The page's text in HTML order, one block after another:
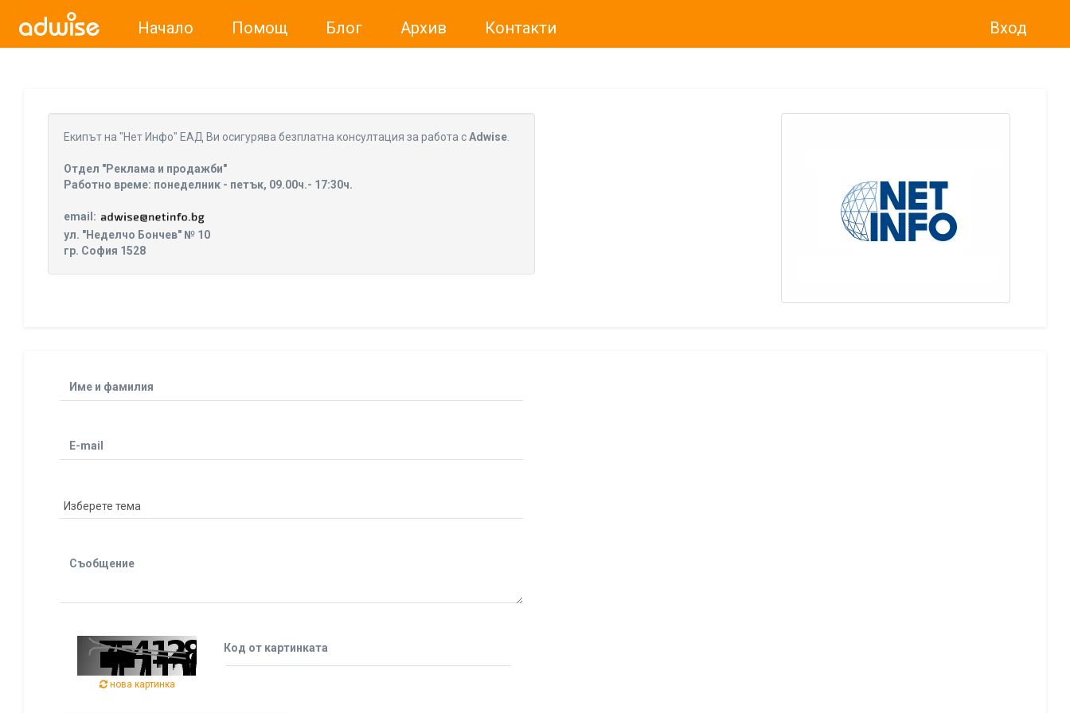
Начало Помощ Блог Архив Контакти Вход
Уважаеми рекламодатели, с настоящото съобщение бихме искали да Ви уведомим, че „Нет Инфо“ ЕАД ( прекратява услугата Adwiseсчитано от01.01.2026 г
За повече информация, натиснете
Eкипът на "Нет Инфо" ЕАД Ви осигурява безплатна консултация за работа сAdwise.
Отдел "Реклама и продажби"
Работно време: понеделник - петък, 09.00ч.- 17:30ч.
email:
ул. "Неделчо Бончев" № 10
гр. София 1528
Име и фамилия
E-mail
Съобщение
нова картинка
Код от картинката